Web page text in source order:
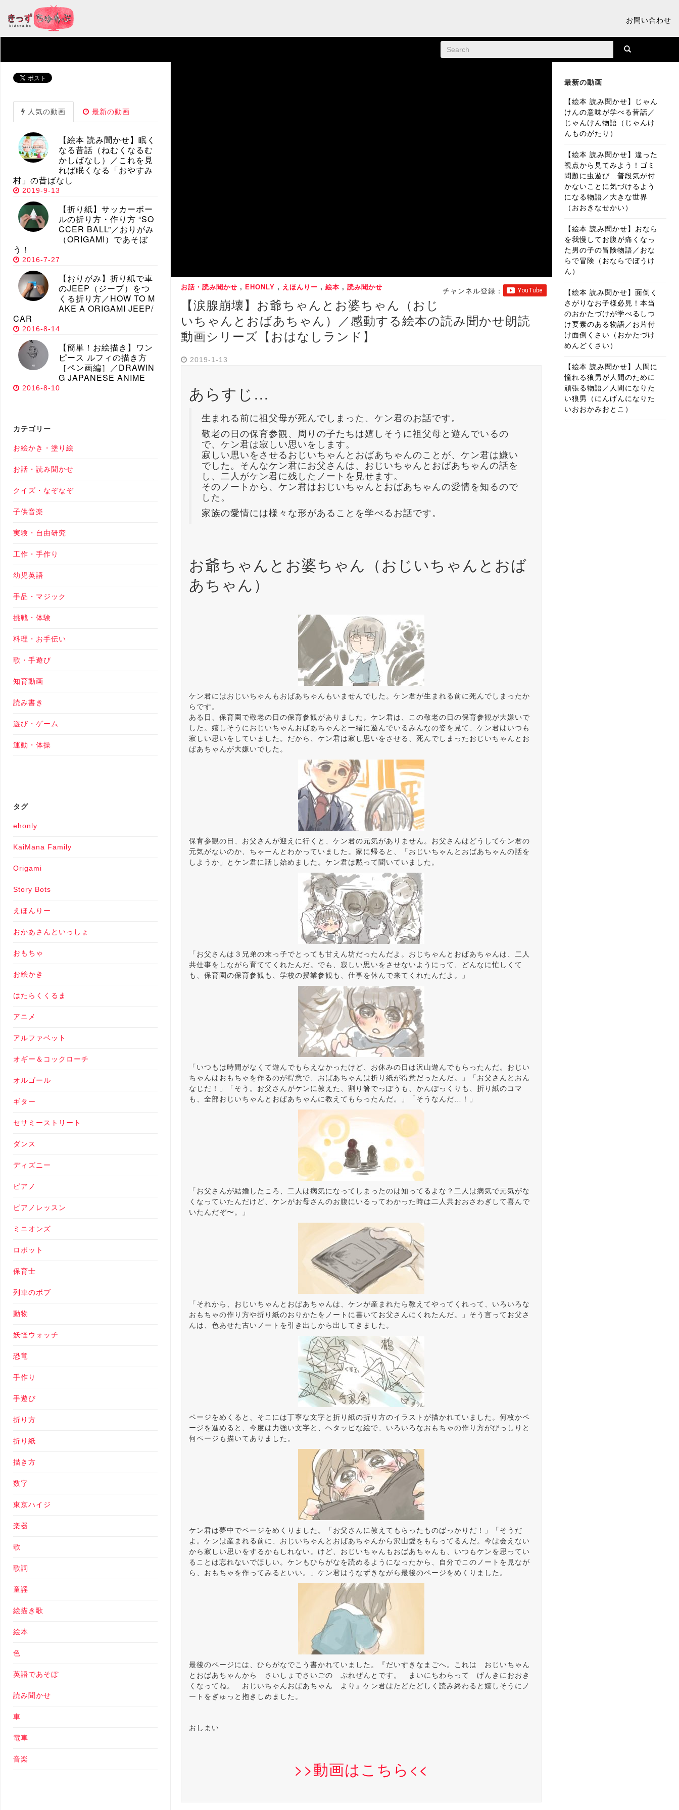
お問い合わせ
チャンネル登録：
お話・読み聞かせ , EHONLY , えほんりー , 絵本 , 読み聞かせ
【涙腺崩壊】お爺ちゃんとお婆ちゃん（おじ
いちゃんとおばあちゃん）／感動する絵本の読み聞かせ朗読
動画シリーズ【おはなしランド】
2019-1-13
あらすじ…
生まれる前に祖父母が死んでしまった、ケン君のお話です。
敬老の日の保育参観、周りの子たちは嬉しそうに祖父母と遊んでいるの
で、ケン君は寂しい思いをします。
寂しい思いをさせるおじいちゃんとおばあちゃんのことが、ケン君は嫌い
でした。そんなケン君にお父さんは、おじいちゃんとおばあちゃんの話を
し、二人がケン君に残したノートを見せます。
そのノートから、ケン君はおじいちゃんとおばあちゃんの愛情を知るので
した。
家族の愛情には様々な形があることを学べるお話です。
お爺ちゃんとお婆ちゃん（おじいちゃんとおば
あちゃん）
ケン君にはおじいちゃんもおばあちゃんもいませんでした。ケン君が生まれる前に死んでしまったか
らです。
ある日、保育園で敬老の日の保育参観がありました。ケン君は、この敬老の日の保育参観が大嫌いで
した。嬉しそうにおじいちゃんおばあちゃんと一緒に遊んでいるみんなの姿を見て、ケン君はいつも
寂しい思いをしていました。だから、ケン君は寂し思いをさせる、死んでしまったおじいちゃんとお
ばあちゃんが大嫌いでした。
保育参観の日、お父さんが迎えに行くと、ケン君の元気がありません。お父さんはどうしてケン君の
元気がないのか、ちゃーんとわかっていました。家に帰ると、「おじいちゃんとおばあちゃんの話を
しようか」とケン君に話し始めました。ケン君は黙って聞いていました。
「お父さんは３兄弟の末っ子でとっても甘えん坊だったんだよ。おじちゃんとおばあちゃんは、二人
共仕事をしながら育ててくれたんだ。でも、寂しい思いをさせないようにって、どんなに忙しくて
も、保育園の保育参観も、学校の授業参観も、仕事を休んで来てくれたんだよ。」
「いつもは時間がなくて遊んでもらえなかったけど、お休みの日は沢山遊んでもらったんだ。おじい
ちゃんはおもちゃを作るのが得意で、おばあちゃんは折り紙が得意だったんだ。」「お父さんとおん
なじだ！」「そう。お父さんがケンに教えた、割り箸でっぽうも、かんぽっくりも、折り紙のコマ
も、全部おじいちゃんとおばあちゃんに教えてもらったんだ。」「そうなんだ…！」
「お父さんが結婚したころ、二人は病気になってしまったのは知ってるよな？二人は病気で元気がな
くなっていたんだけど、ケンがお母さんのお腹にいるってわかった時は二人共おおさわぎして喜んで
いたんだぞ〜。」
「それから、おじいちゃんとおばあちゃんは、ケンが産まれたら教えてやってくれって、いろいろな
おもちゃの作り方や折り紙のおりかたをノートに書いてお父さんにくれたんだ。」そう言ってお父さ
んは、色あせた古いノートを引き出しから出してきました。
ページをめくると、そこには丁寧な文字と折り紙の折り方のイラストが描かれていました。何枚かペ
ージを進めると、今度は力強い文字と、ヘタッピな絵で、いろいろなおもちゃの作り方がびっしりと
何ページも描いてありました。
ケン君は夢中でページをめくりました。「お父さんに教えてもらったものばっかりだ！」「そうだ
よ。ケンは産まれる前に、おじいちゃんとおばあちゃんから沢山愛をもらってるんだ。今は会えない
から寂しい思いをするかもしれない。けど、おじいちゃんもおばあちゃんも、いつもケンを思ってい
ることは忘れないでほしい。ケンもひらがなを読めるようになったから、自分でこのノートを見なが
ら、おもちゃを作ってみるといい。」ケン君はうなずきながら最後のページをめくりました。
最後のページには、ひらがなでこう書かれていました。『だいすきなまごへ。これは おじいちゃん
とおばあちゃんから さいしょでさいごの ぷれぜんとです。 まいにちわらって げんきにおおき
くなってね。 おじいちゃんおばあちゃん より』ケン君はたどたどしく読み終わると嬉しそうにノ
ートをぎゅっと抱きしめました。
おしまい
>>動画はこちら<<
最新の動画
【絵本 読み聞かせ】じゃん
けんの意味が学べる昔話／
じゃんけん物語（じゃんけ
んものがたり）
【絵本 読み聞かせ】違った
視点から見てみよう！ゴミ
問題に虫遊び…普段気が付
かないことに気づけるよう
になる物語／大きな世界
（おおきなせかい）
【絵本 読み聞かせ】おなら
を我慢してお腹が痛くなっ
た男の子の冒険物語／おな
らで冒険（おならでぼうけ
ん）
【絵本 読み聞かせ】面倒く
さがりなお子様必見！本当
のおかたづけが学べるしつ
け要素のある物語／お片付
け面倒くさい（おかたづけ
めんどくさい）
【絵本 読み聞かせ】人間に
憧れる狼男が人間のために
頑張る物語／人間になりた
い狼男（にんげんになりた
いおおかみおとこ）
人気の動画 最新の動画
【絵本 読み聞かせ】眠く
なる昔話（ねむくなるむ
かしばなし）／これを見
れば眠くなる「おやすみ
村」の昔ばなし
2019-9-13
【折り紙】サッカーボー
ルの折り方・作り方 “SO
CCER BALL”／おりがみ
（ORIGAMI）であそぼ
う！
2016-7-27
【おりがみ】折り紙で車
のJEEP（ジープ）をつ
くる折り方／HOW TO M
AKE A ORIGAMI JEEP/
CAR
2016-8-14
【簡単！お絵描き】ワン
ピース ルフィの描き方
［ペン画編］／DRAWIN
G JAPANESE ANIME
2016-8-10
カテゴリー
お絵かき・塗り絵
お話・読み聞かせ
クイズ・なぞなぞ
子供音楽
実験・自由研究
工作・手作り
幼児英語
手品・マジック
挑戦・体験
料理・お手伝い
歌・手遊び
知育動画
読み書き
遊び・ゲーム
運動・体操
タグ
ehonly
KaiMana Family
Origami
Story Bots
えほんりー
おかあさんといっしょ
おもちゃ
お絵かき
はたらくくるま
アニメ
アルファベット
オギー＆コックローチ
オルゴール
ギター
セサミーストリート
ダンス
ディズニー
ピアノ
ピアノレッスン
ミニオンズ
ロボット
保育士
列車のボブ
動物
妖怪ウォッチ
恐竜
手作り
手遊び
折り方
折り紙
描き方
数字
東京ハイジ
楽器
歌
歌詞
童謡
絵描き歌
絵本
色
英語であそぼ
読み聞かせ
車
電車
音楽